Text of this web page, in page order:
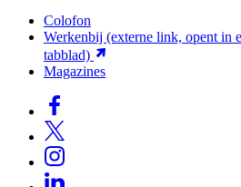
Colofon
Werkenbij (externe link, opent in
tabblad)
Magazines